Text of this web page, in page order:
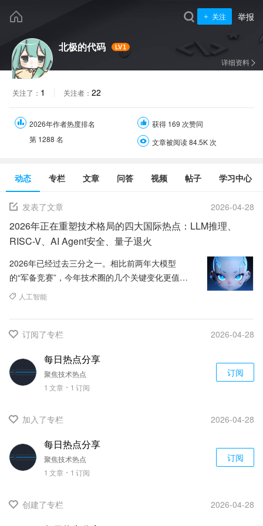
关注 举报
北极的代码 LV1
详细资料
关注了： 1 关注者： 22
2026年作者热度排名
第 1288 名
获得 169 次赞同
文章被阅读 84.5K 次
动态 专栏 文章 问答 视频 帖子 学习中心
发表了文章 2026-04-28
2026年正在重塑技术格局的四大国际热点：LLM推理、
RISC-V、AI Agent安全、量子退火
2026年已经过去三分之一。相比前两年大模型
的“军备竞赛”，今年技术圈的几个关键变化更值得
关注——它们不再是PPT上的愿景，而是正在影响
人工智能
订阅了专栏 2026-04-28
每日热点分享
聚焦技术热点
1 文章 1 订阅
订阅
加入了专栏 2026-04-28
每日热点分享
聚焦技术热点
1 文章 1 订阅
订阅
创建了专栏 2026-04-28